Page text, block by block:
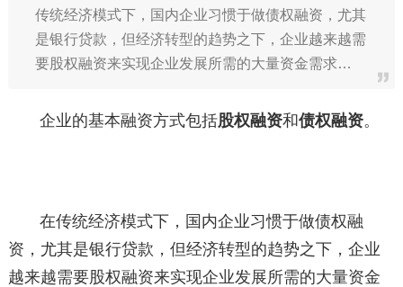
传统经济模式下，国内企业习惯于做债权融资，尤其
是银行贷款，但经济转型的趋势之下，企业越来越需
要股权融资来实现企业发展所需的大量资金需求…
企业的基本融资方式包括股权融资和债权融资。
在传统经济模式下，国内企业习惯于做债权融
资，尤其是银行贷款，但经济转型的趋势之下，企业
越来越需要股权融资来实现企业发展所需的大量资金